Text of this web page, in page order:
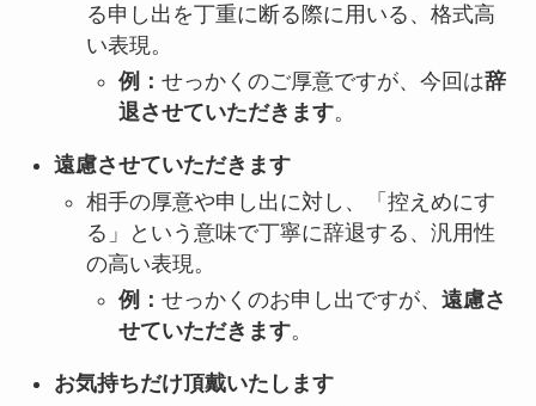
る申し出を丁重に断る際に用いる、格式高
い表現。
例： せっかくのご厚意ですが、今回は辞
退させていただきます。
遠慮させていただきます
相手の厚意や申し出に対し、「控えめにす
る」という意味で丁寧に辞退する、汎用性
の高い表現。
例： せっかくのお申し出ですが、 遠慮さ
せていただきます。
お気持ちだけ頂戴いたします